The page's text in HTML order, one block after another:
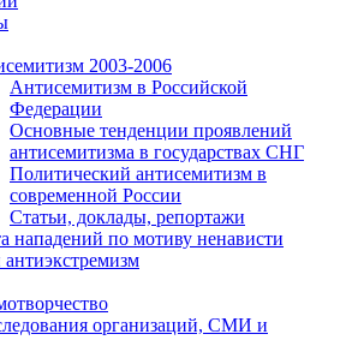
2003-2006
Антисемитизм в Российской
Федерации
Основные тенденции проявлений
антисемитизма в государствах СНГ
Политический антисемитизм в
современной России
Статьи, доклады, репортажи
нападений по мотиву ненависти
организаций, СМИ и